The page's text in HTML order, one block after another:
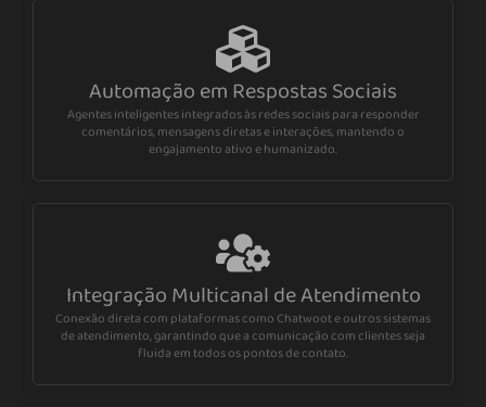
Automação em Respostas Sociais
Agentes inteligentes integrados às redes sociais para responder
comentários, mensagens diretas e interações, mantendo o
engajamento ativo e humanizado.
Integração Multicanal de Atendimento
Conexão direta com plataformas como Chatwoot e outros sistemas
de atendimento, garantindo que a comunicação com clientes seja
fluida em todos os pontos de contato.